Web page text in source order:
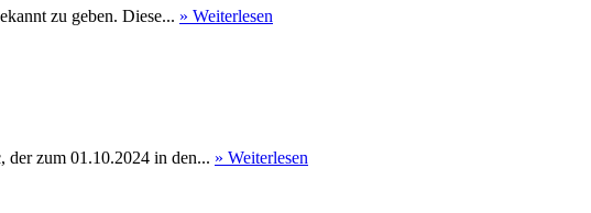
zu geben. Diese... » Weiterlesen
der zum 01.10.2024 in den... » Weiterlesen